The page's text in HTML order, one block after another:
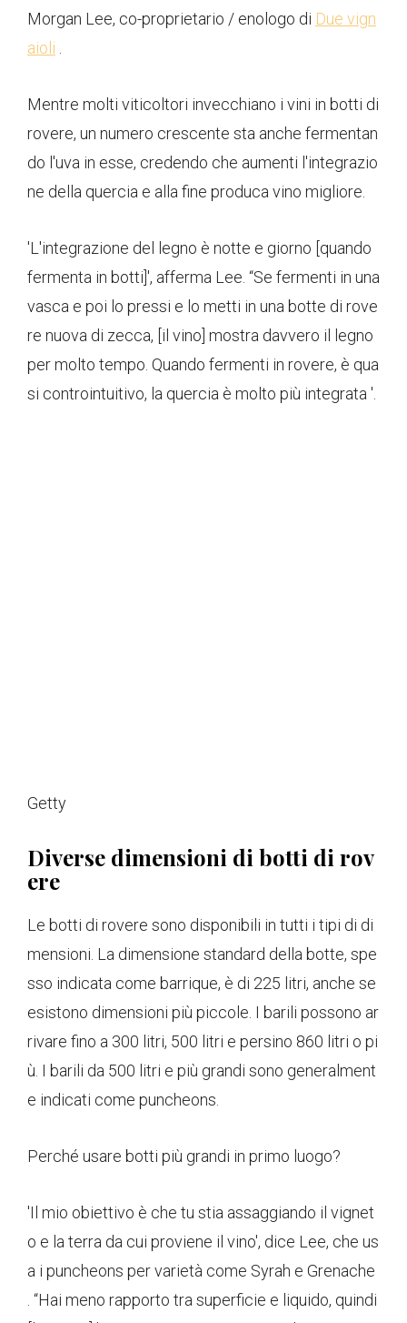
Morgan Lee, co-proprietario / enologo di Due vign
aioli
Mentre molti viticoltori invecchiano i vini in botti di
rovere, un numero crescente sta anche fermentan
do l'uva in esse, credendo che aumenti l'integrazio
ne della quercia e alla fine produca vino migliore.
'L'integrazione del legno è notte e giorno [quando
fermenta in botti]', afferma Lee. “Se fermenti in una
vasca e poi lo pressi e lo metti in una botte di rove
re nuova di zecca, [il vino] mostra davvero il legno
per molto tempo. Quando fermenti in rovere, è qua
si controintuitivo, la quercia è molto più integrata '.
Getty
Diverse dimensioni di botti di rov
ere
Le botti di rovere sono disponibili in tutti i tipi di di
mensioni. La dimensione standard della botte, spe
sso indicata come barrique, è di 225 litri, anche se
esistono dimensioni più piccole. I barili possono ar
rivare fino a 300 litri, 500 litri e persino 860 litri o pi
ù. I barili da 500 litri e più grandi sono generalment
e indicati come puncheons.
Perché usare botti più grandi in primo luogo?
'Il mio obiettivo è che tu stia assaggiando il vignet
o e la terra da cui proviene il vino', dice Lee, che us
a i puncheons per varietà come Syrah e Grenache
. “Hai meno rapporto tra superficie e liquido, quindi